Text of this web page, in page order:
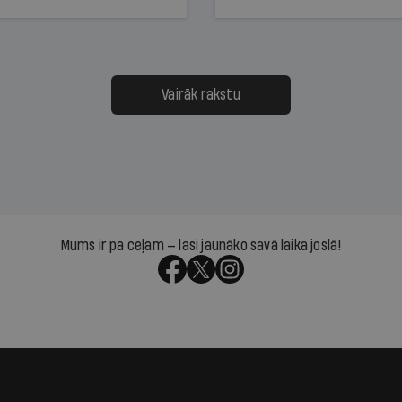
augstos procentus,
jau trīs dienas
nākamās sapulces
uzcītīga darba, mammas
atbalsts un drosme
meteovērojumus arī tad,
Vairāk rakstu
Mums ir pa ceļam — lasi jaunāko savā laika joslā!